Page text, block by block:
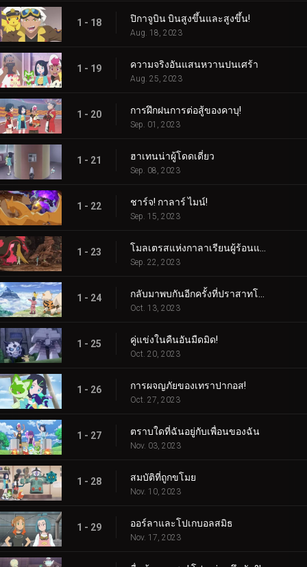
1 - 18 ปิกาจูบิน บินสูงขึ้นและสูงขึ้น!
Aug. 18, 2023
1 - 19 ความจริงอันแสนหวานปนเศร้า
Aug. 25, 2023
1 - 20 การฝึกฝนการต่อสู้ของคาบุ!
Sep. 01, 2023
1 - 21 ฮาเทนน่าผู้โดดเดี่ยว
Sep. 08, 2023
1 - 22 ชาร์จ! กาลาร์ ไมน์!
Sep. 15, 2023
1 - 23
Sep. 22, 2023
1 - 24
Oct. 13, 2023
1 - 25 คู่แข่งในคืนอันมืดมิด!
Oct. 20, 2023
1 - 26 การผจญภัยของเทราปากอส!
Oct. 27, 2023
1 - 27 ตราบใดที่ฉันอยู่กับเพื่อนของฉัน
Nov. 03, 2023
1 - 28 สมบัติที่ถูกขโมย
Nov. 10, 2023
1 - 29 ออร์ลาและโปเกบอลสมิธ
Nov. 17, 2023